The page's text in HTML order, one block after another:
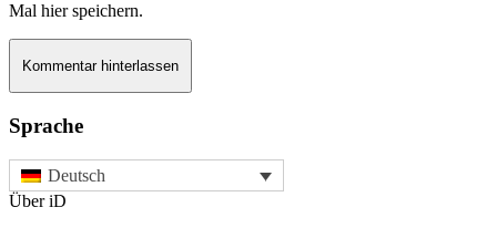
Mal hier speichern.
Sprache
Deutsch
Über iD